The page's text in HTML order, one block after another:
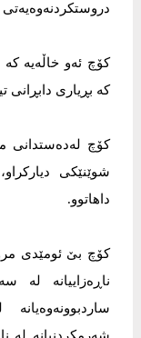
کۆچ ئەو خاڵەیە کە
کە بڕیاری دابڕانی
کۆچ لەدەستدانی
شوێنێکی
داهاتوو.
کۆچ بێ ئومێدی
ناڕەزاییانە لە